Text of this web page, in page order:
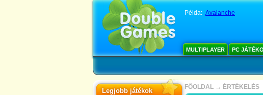
Példa: Avalanche
MULTIPLAYER PC
Legjobb játékok FŐOLDAL → ÉRTÉKELÉS